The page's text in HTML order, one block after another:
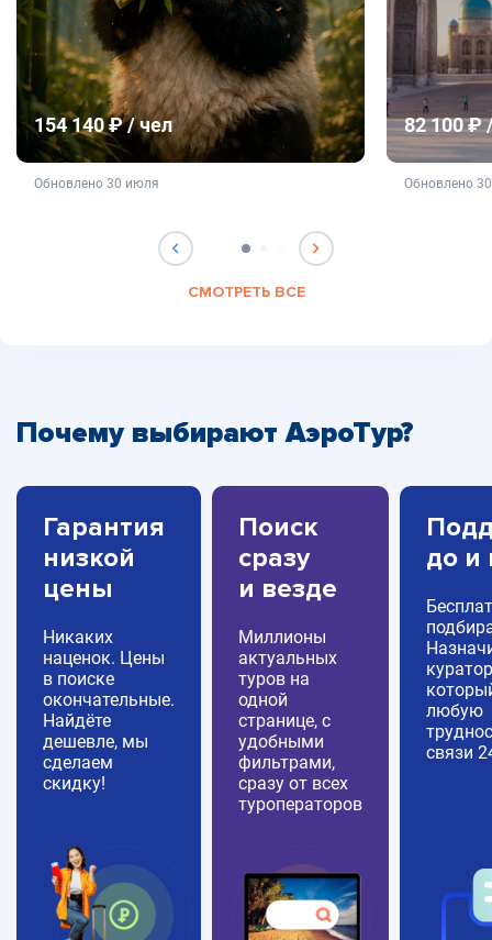
154 140 ₽ / чел
не является публичной офертой
Обновлено 30 июля
82 100 ₽
не
Обновлено
СМОТРЕТЬ ВСЕ
Почему выбирают АэроТур?
Гарантия
низкой
цены
Никаких
наценок. Цены
в поиске
окончательные.
Найдёте
дешевле, мы
сделаем
скидку!
Поиск
сразу
и везде
Миллионы
актуальных
туров на
одной
странице, с
удобными
фильтрами,
сразу от всех
туроператоров
до и
любую
связи